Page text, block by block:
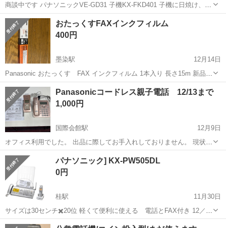
商談中です パナソニックVE-GD31 子機KX-FKD401 子機に日焼け、親
機に使用感があります 子機は無切縁充電というのか知りませんが、金
具がないタイプで置くだけ、フル充電できました どちらも壁掛け可能
です
京都 京都市 北野白梅町駅 電話、ＦＡＸ
おたっくすFAXインクフィルム
400円
墨染駅
12月14日
Panasonic おたっくす FAX インクフィルム 1本入り 長さ15m 新品で
す！
京都 京都市 電話、ＦＡＸ FAX
Panasonicコードレス親子電話 12/13まで
1,000円
国際会館駅
12月9日
オフィス利用でした。 出品に際してお手入れしておりません。 現状渡
しでお願いします。 購入時の箱などはありません。 写真に写ってる物
が全てです。 13日の12〜15時の間に、引き取りに来ていただける方の
みお取り引きお願...
京都 国際会館駅
パナソニック] KX-PW505DL
0円
桂駅
11月30日
サイズは30センチ✖️20位 軽くて便利に使える 電話とFAX付き 12／4
木曜日の午前中早くに取りに来て頂ける方に お譲りします。
京都 京都市 桂駅 電話、ＦＡＸ パナソニック